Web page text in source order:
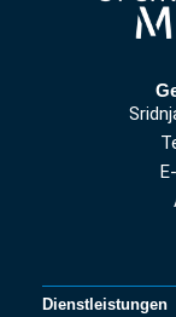
Dienstleistungen